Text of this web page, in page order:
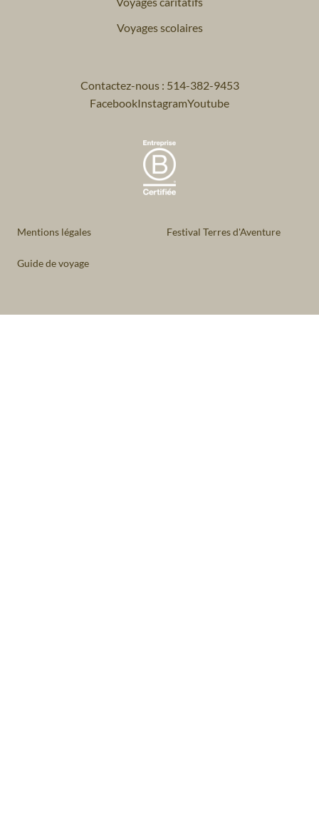
Voyages scolaires
Contactez-nous : 514-382-9453
FacebookInstagramYoutube
Mentions légales Festival Terres d'Aventure
Guide de voyage